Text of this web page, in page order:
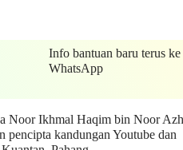
Info bantuan baru terus ke
WhatsApp
Noor Ikhmal Haqim bin Noor
pencipta kandungan Youtube dan